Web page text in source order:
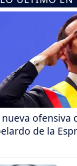
nueva ofensiva
de la